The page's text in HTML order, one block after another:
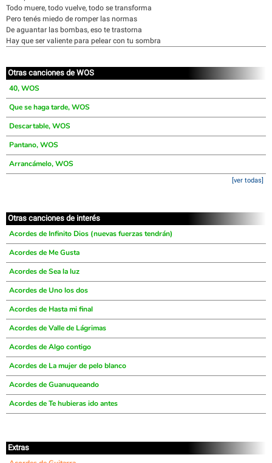
Todo muere, todo vuelve, todo se transforma
Pero tenés miedo de romper las normas
De aguantar las bombas, eso te trastorna
Hay que ser valiente para pelear con tu sombra
Otras canciones de WOS
40, WOS
Que se haga tarde, WOS
Descartable, WOS
Pantano, WOS
Arrancámelo, WOS
[ver todas]
Otras canciones de interés
Acordes de Infinito Dios (nuevas fuerzas tendrán)
Acordes de Me Gusta
Acordes de Sea la luz
Acordes de Uno los dos
Acordes de Hasta mi final
Acordes de Valle de Lágrimas
Acordes de Algo contigo
Acordes de La mujer de pelo blanco
Acordes de Guanuqueando
Acordes de Te hubieras ido antes
Extras